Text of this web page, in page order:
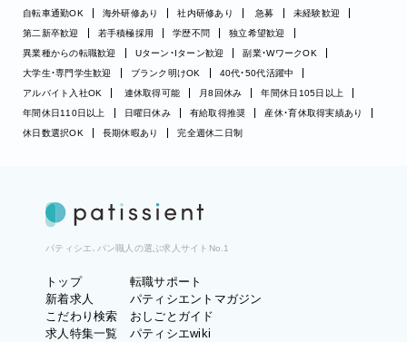
自転車通勤OK
海外研修あり 社内研修あり 急募
未経験歓迎
第二新卒歓迎
若手積極採用 学歴不問
独立希望歓迎
異業種からの転職歓迎
Uターン・Iターン歓迎
副業・WワークOK
大学生・専門学生歓迎
ブランク明けOK
40代・50代活躍中
アルバイト入社OK
連休取得可能 月8回休み
年間休日105日以上
年間休日110日以上
日曜日休み 有給取得推奨
産休・育休取得実績あり
休日数選択OK
長期休暇あり 完全週休二日制
パティシエ、パン職人の選ぶ求人サイトNo.1
トップ
新着求人
こだわり検索
求人特集一覧
転職サポート
パティシエントマガジン
おしごとガイド
パティシエwiki